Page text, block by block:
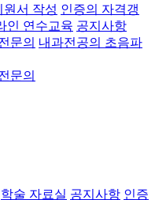
원서 작성 인증의 자격갱
인 연수교육 공지사항
문의 내과전공의 초음파
문의
학술 자료실 공지사항 인증